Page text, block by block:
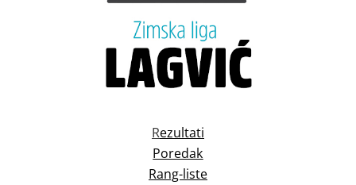
Rezultati
Poredak
Rang-liste